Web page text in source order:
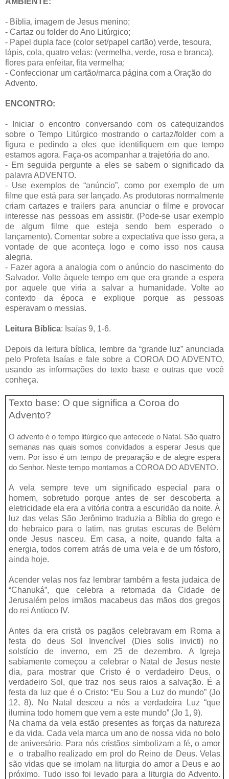
- Bíblia, imagem de Jesus menino;
- Cartaz ou folder do Ano Litúrgico;
- Papel dupla face (color set/papel cartão) verde, tesoura,
lápis, cola, quatro velas: (vermelha, verde, rosa e branca),
flores para enfeitar, fita vermelha;
- Confeccionar um cartão/marca página com a Oração do
Advento.
ENCONTRO:
- Iniciar o encontro conversando com os catequizandos
sobre o Tempo Litúrgico mostrando o cartaz/folder com a
figura e pedindo a eles que identifiquem em que tempo
estamos agora. Faça-os acompanhar a trajetória do ano.
- Em seguida pergunte a eles se sabem o significado da
palavra ADVENTO.
- Use exemplos de “anúncio”, como por exemplo de um
filme que está para ser lançado. As produtoras normalmente
criam cartazes e trailers para anunciar o filme e provocar
interesse nas pessoas em assistir. (Pode-se usar exemplo
de algum filme que esteja sendo bem esperado o
lançamento). Comentar sobre a expectativa que isso gera, a
vontade de que aconteça logo e como isso nos causa
alegria.
- Fazer agora a analogia com o anúncio do nascimento do
Salvador. Volte àquele tempo em que era grande a espera
por aquele que viria a salvar a humanidade. Volte ao
contexto da época e explique porque as pessoas
esperavam o messias.
Leitura Bíblica: Isaías 9, 1-6.
Depois da leitura bíblica, lembre da “grande luz” anunciada
pelo Profeta Isaías e fale sobre a COROA DO ADVENTO,
usando as informações do texto base e outras que você
conheça.
Texto base: O que significa a Coroa do
Advento?
O advento é o tempo litúrgico que antecede o Natal. São quatro
semanas nas quais somos convidados a esperar Jesus que
vem. Por isso é um tempo de preparação e de alegre espera
do Senhor. Neste tempo montamos a COROA DO ADVENTO.
A vela sempre teve um significado especial para o
homem, sobretudo porque antes de ser descoberta a
eletricidade ela era a vitória contra a escuridão da noite. À
luz das velas São Jerônimo traduzia a Bíblia do grego e
do hebraico para o latim, nas grutas escuras de Belém
onde Jesus nasceu. Em casa, a noite, quando falta a
energia, todos correm atrás de uma vela e de um fósforo,
ainda hoje.
Acender velas nos faz lembrar também a festa judaica de
“Chanuká”, que celebra a retomada da Cidade de
Jerusalém pelos irmãos macabeus das mãos dos gregos
do rei Antíoco IV.
Antes da era cristã os pagãos celebravam em Roma a
festa do deus Sol Invencível (Dies solis invicti) no
solstício de inverno, em 25 de dezembro. A Igreja
sabiamente começou a celebrar o Natal de Jesus neste
dia, para mostrar que Cristo é o verdadeiro Deus, o
verdadeiro Sol, que traz nos seus raios a salvação. É a
festa da luz que é o Cristo: “Eu Sou a Luz do mundo” (Jo
12, 8). No Natal desceu a nós a verdadeira Luz “que
ilumina todo homem que vem a este mundo” (Jo 1, 9).
Na chama da vela estão presentes as forças da natureza
e da vida. Cada vela marca um ano de nossa vida no bolo
de aniversário. Para nós cristãos simbolizam a fé, o amor
e o trabalho realizado em prol do Reino de Deus. Velas
são vidas que se imolam na liturgia do amor a Deus e ao
próximo. Tudo isso foi levado para a liturgia do Advento.